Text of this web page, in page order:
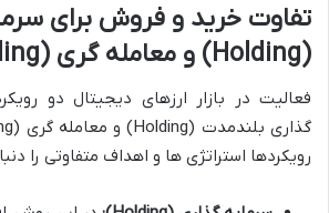
تفاوت خرید و فروش برای
(Holding) و معامله گری (Trading)
فعالیت در بازار ارزهای دیجیتال دو
رویکردها استراتژی ها و اهداف متفاوتی را